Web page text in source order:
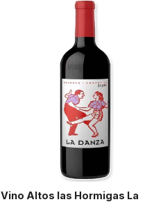
Vino Altos las Hormigas La